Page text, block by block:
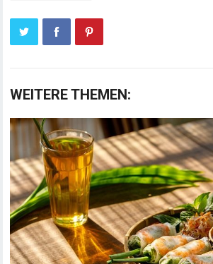
WEITERE THEMEN: